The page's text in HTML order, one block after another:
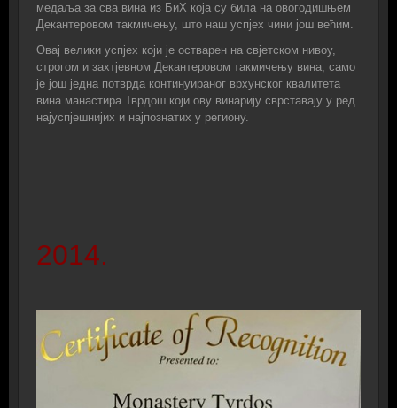
медаља за сва вина из БиХ која су била на овогодишњем
Декантеровом такмичењу, што наш успјех чини још већим.
Овај велики успјех који је остварен на свјетском нивоу,
строгом и захтјевном Декантеровом такмичењу вина, само
је још једна потврда континуираног врхунског квалитета
вина манастира Тврдош који ову винарију сврставају у ред
најуспјешнијих и најпознатих у региону.
2014.